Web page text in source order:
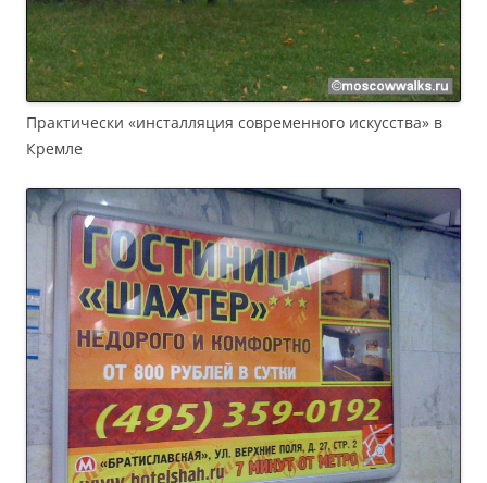
Практически «инсталляция современного искусства» в
Кремле